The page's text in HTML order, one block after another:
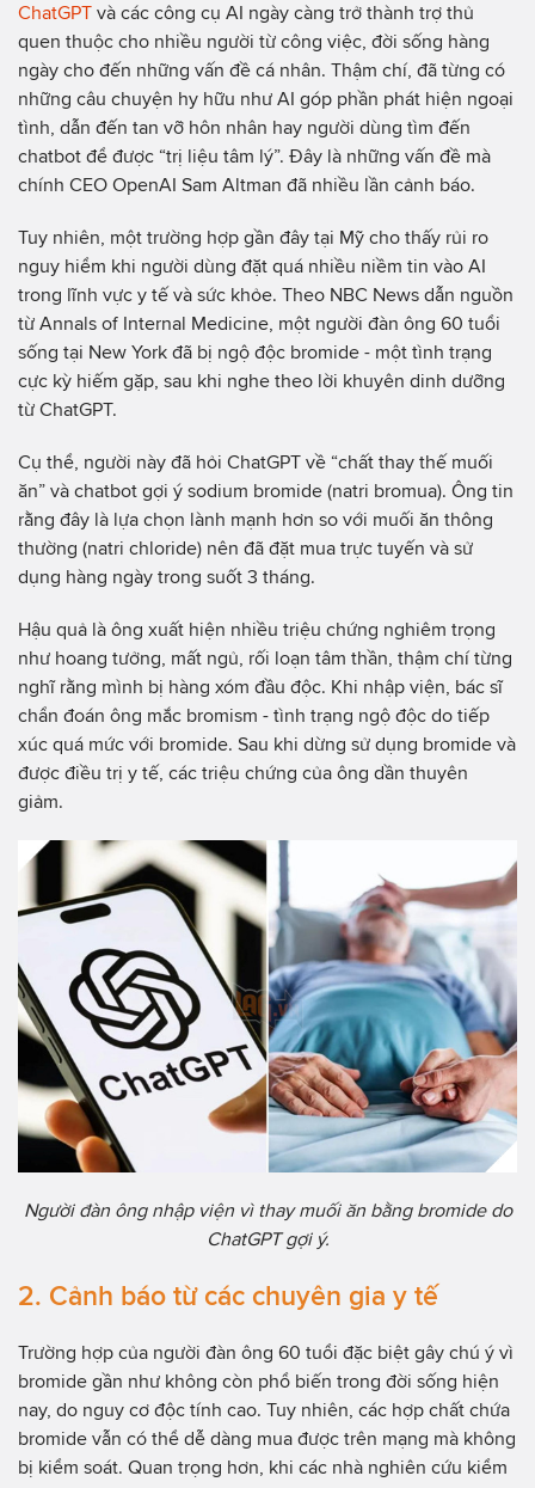
ChatGPT và các công cụ AI ngày càng trở thành trợ thủ
quen thuộc cho nhiều người từ công việc, đời sống hàng
ngày cho đến những vấn đề cá nhân. Thậm chí, đã từng có
những câu chuyện hy hữu như AI góp phần phát hiện ngoại
tình, dẫn đến tan vỡ hôn nhân hay người dùng tìm đến
chatbot để được “trị liệu tâm lý”. Đây là những vấn đề mà
chính CEO OpenAI Sam Altman đã nhiều lần cảnh báo.
Tuy nhiên, một trường hợp gần đây tại Mỹ cho thấy rủi ro
nguy hiểm khi người dùng đặt quá nhiều niềm tin vào AI
trong lĩnh vực y tế và sức khỏe. Theo NBC News dẫn nguồn
từ Annals of Internal Medicine, một người đàn ông 60 tuổi
sống tại New York đã bị ngộ độc bromide - một tình trạng
cực kỳ hiếm gặp, sau khi nghe theo lời khuyên dinh dưỡng
từ ChatGPT.
Cụ thể, người này đã hỏi ChatGPT về “chất thay thế muối
ăn” và chatbot gợi ý sodium bromide (natri bromua). Ông tin
rằng đây là lựa chọn lành mạnh hơn so với muối ăn thông
thường (natri chloride) nên đã đặt mua trực tuyến và sử
dụng hàng ngày trong suốt 3 tháng.
Hậu quả là ông xuất hiện nhiều triệu chứng nghiêm trọng
như hoang tưởng, mất ngủ, rối loạn tâm thần, thậm chí từng
nghĩ rằng mình bị hàng xóm đầu độc. Khi nhập viện, bác sĩ
chẩn đoán ông mắc bromism - tình trạng ngộ độc do tiếp
xúc quá mức với bromide. Sau khi dừng sử dụng bromide và
được điều trị y tế, các triệu chứng của ông dần thuyên
giảm.
Người đàn ông nhập viện vì thay muối ăn bằng bromide do
ChatGPT gợi ý.
2. Cảnh báo từ các chuyên gia y tế
Trường hợp của người đàn ông 60 tuổi đặc biệt gây chú ý vì
bromide gần như không còn phổ biến trong đời sống hiện
nay, do nguy cơ độc tính cao. Tuy nhiên, các hợp chất chứa
bromide vẫn có thể dễ dàng mua được trên mạng mà không
bị kiểm soát. Quan trọng hơn, khi các nhà nghiên cứu kiểm